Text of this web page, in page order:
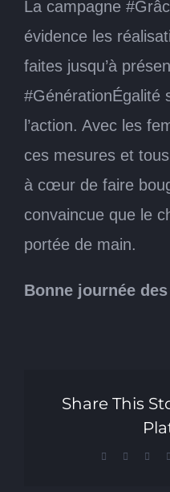
La campagne
évidence les
faites jusqu’à
#GénérationÉgalité
l’action. Avec les
ces mesures et
à cœur de faire
convaincue que le
portée de main.
Bonne journée
Share This
Facebook Reddit